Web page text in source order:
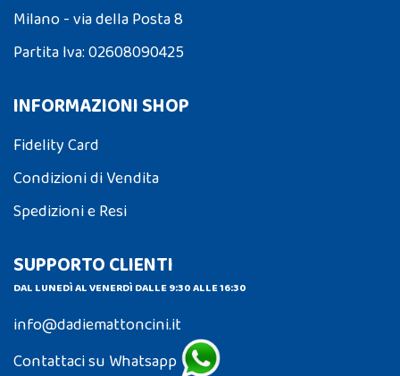
Milano - via della Posta 8
Partita Iva: 02608090425
INFORMAZIONI SHOP
Fidelity Card
Condizioni di Vendita
Spedizioni e Resi
SUPPORTO CLIENTI
DAL LUNEDÌ AL VENERDÌ DALLE 9:30 ALLE 16:30
info@dadiemattoncini.it
Contattaci su Whatsapp